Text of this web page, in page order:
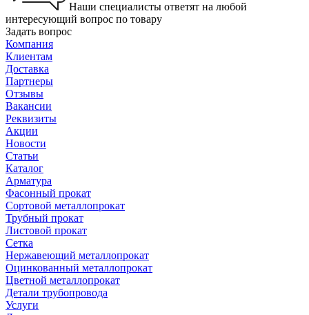
Наши специалисты ответят на любой
интересующий вопрос по товару
Задать вопрос
Компания
Клиентам
Доставка
Партнеры
Отзывы
Вакансии
Реквизиты
Акции
Новости
Статьи
Каталог
Арматура
Фасонный прокат
Сортовой металлопрокат
Трубный прокат
Листовой прокат
Сетка
Нержавеющий металлопрокат
Оцинкованный металлопрокат
Цветной металлопрокат
Детали трубопровода
Услуги